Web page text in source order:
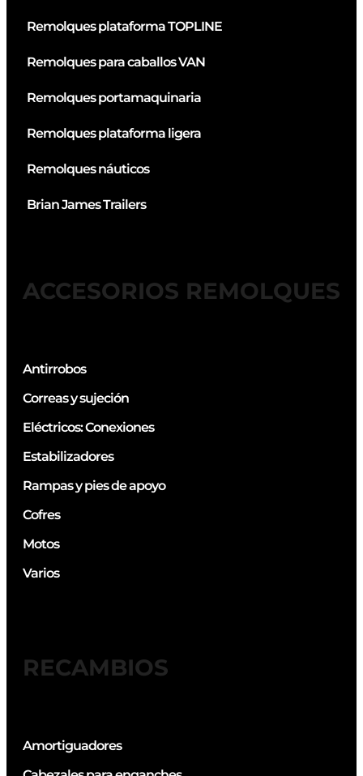
Remolques plataforma TOPLINE
Remolques para caballos VAN
Remolques portamaquinaria
Remolques plataforma ligera
Remolques náuticos
Brian James Trailers
ACCESORIOS REMOLQUES
Antirrobos
Correas y sujeción
Eléctricos: Conexiones
Estabilizadores
Rampas y pies de apoyo
Cofres
Motos
Varios
RECAMBIOS
Amortiguadores